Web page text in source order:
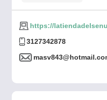
https://
3127342878